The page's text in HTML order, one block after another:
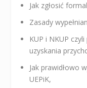
Jak zgłosić
Zasady
KUP i NKUP
uzyskania
Jak prawidłowo
UEPiK,